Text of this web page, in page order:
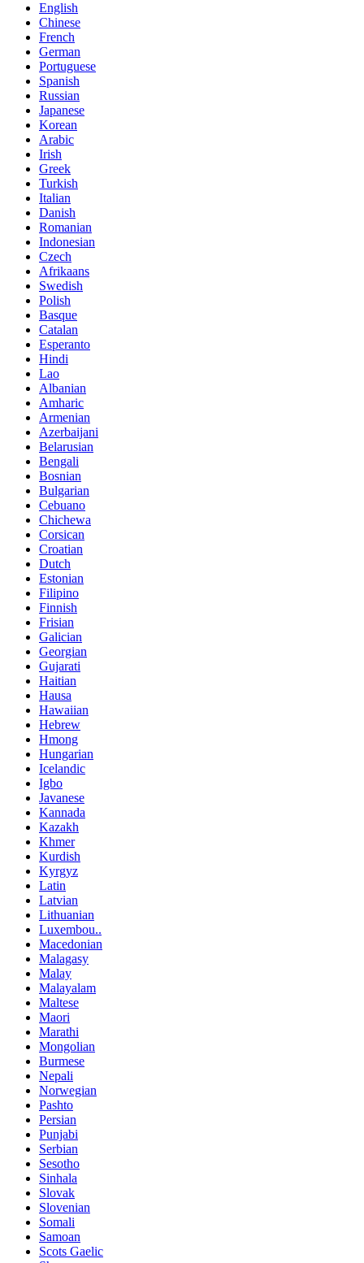
English
Chinese
French
German
Portuguese
Spanish
Russian
Japanese
Korean
Arabic
Irish
Greek
Turkish
Italian
Danish
Romanian
Indonesian
Czech
Afrikaans
Swedish
Polish
Basque
Catalan
Esperanto
Hindi
Lao
Albanian
Amharic
Armenian
Azerbaijani
Belarusian
Bengali
Bosnian
Bulgarian
Cebuano
Chichewa
Corsican
Croatian
Dutch
Estonian
Filipino
Finnish
Frisian
Galician
Georgian
Gujarati
Haitian
Hausa
Hawaiian
Hebrew
Hmong
Hungarian
Icelandic
Igbo
Javanese
Kannada
Kazakh
Khmer
Kurdish
Kyrgyz
Latin
Latvian
Lithuanian
Luxembou..
Macedonian
Malagasy
Malay
Malayalam
Maltese
Maori
Marathi
Mongolian
Burmese
Nepali
Norwegian
Pashto
Persian
Punjabi
Serbian
Sesotho
Sinhala
Slovak
Slovenian
Somali
Samoan
Scots Gaelic